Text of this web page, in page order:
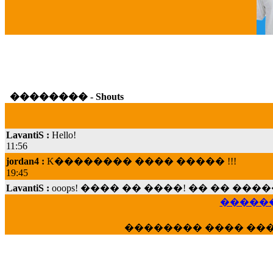
�������� - Shouts
11:56
jordan4 :
19:45
LavantiS :
���; ���� ��� ��� �������� ����
�������� ����